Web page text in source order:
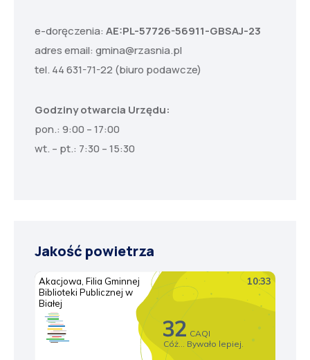
e-doręczenia: AE:PL-57726-56911-GBSAJ-23
adres email: gmina@rzasnia.pl
tel. 44 631-71-22 (biuro podawcze)
Godziny otwarcia Urzędu:
pon.: 9:00 – 17:00
wt. – pt.: 7:30 – 15:30
Jakość powietrza